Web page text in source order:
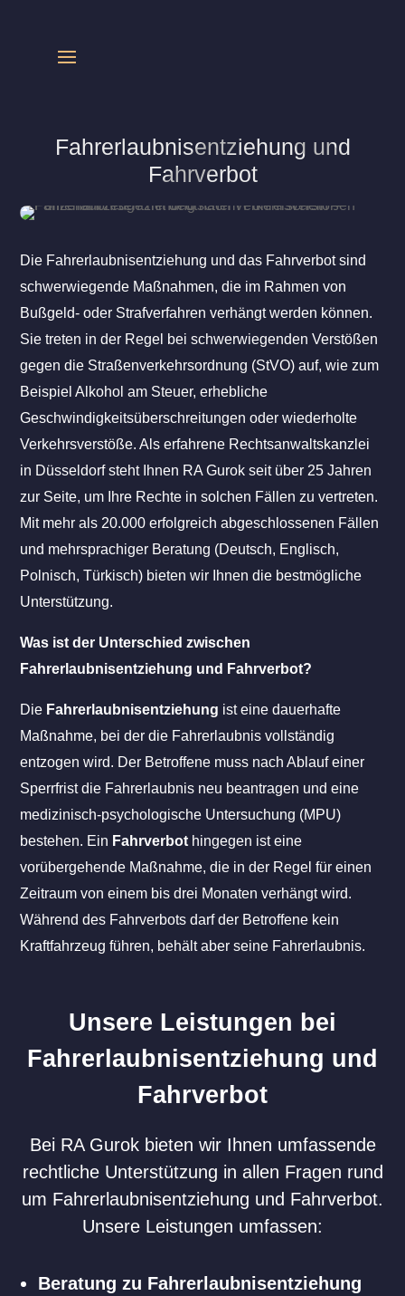
Fahrerlaubnisentziehung und
Fahrverbot
Die Fahrerlaubnisentziehung und das Fahrverbot sind
schwerwiegende Maßnahmen, die im Rahmen von
Bußgeld- oder Strafverfahren verhängt werden können.
Sie treten in der Regel bei schwerwiegenden Verstößen
gegen die Straßenverkehrsordnung (StVO) auf, wie zum
Beispiel Alkohol am Steuer, erhebliche
Geschwindigkeitsüberschreitungen oder wiederholte
Verkehrsverstöße. Als erfahrene Rechtsanwaltskanzlei
in Düsseldorf steht Ihnen RA Gurok seit über 25 Jahren
zur Seite, um Ihre Rechte in solchen Fällen zu vertreten.
Mit mehr als 20.000 erfolgreich abgeschlossenen Fällen
und mehrsprachiger Beratung (Deutsch, Englisch,
Polnisch, Türkisch) bieten wir Ihnen die bestmögliche
Unterstützung.
Was ist der Unterschied zwischen
Fahrerlaubnisentziehung und Fahrverbot?
Die Fahrerlaubnisentziehung ist eine dauerhafte
Maßnahme, bei der die Fahrerlaubnis vollständig
entzogen wird. Der Betroffene muss nach Ablauf einer
Sperrfrist die Fahrerlaubnis neu beantragen und eine
medizinisch-psychologische Untersuchung (MPU)
bestehen. Ein Fahrverbot hingegen ist eine
vorübergehende Maßnahme, die in der Regel für einen
Zeitraum von einem bis drei Monaten verhängt wird.
Während des Fahrverbots darf der Betroffene kein
Kraftfahrzeug führen, behält aber seine Fahrerlaubnis.
Unsere Leistungen bei
Fahrerlaubnisentziehung und
Fahrverbot
Bei RA Gurok bieten wir Ihnen umfassende
rechtliche Unterstützung in allen Fragen rund
um Fahrerlaubnisentziehung und Fahrverbot.
Unsere Leistungen umfassen:
Beratung zu Fahrerlaubnisentziehung